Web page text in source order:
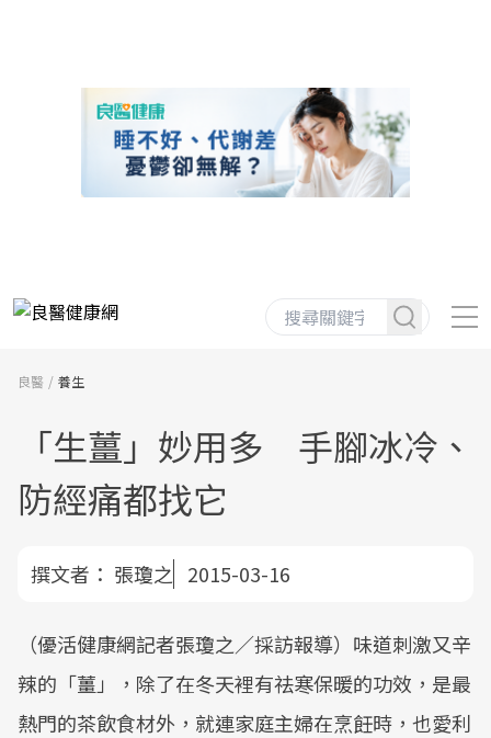
良醫 養生
「生薑」妙用多 手腳冰冷、
防經痛都找它
撰文者： 張瓊之 2015-03-16
（優活健康網記者張瓊之／採訪報導）味道刺激又辛
辣的「薑」，除了在冬天裡有祛寒保暖的功效，是最
熱門的茶飲食材外，就連家庭主婦在烹飪時，也愛利